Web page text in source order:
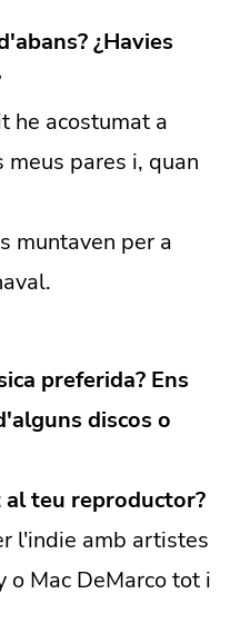
¿Havies
he acostumat a
meus pares i, quan
muntaven per a
preferida? Ens
discos o
teu reproductor?
l'indie amb artistes
o Mac DeMarco tot i